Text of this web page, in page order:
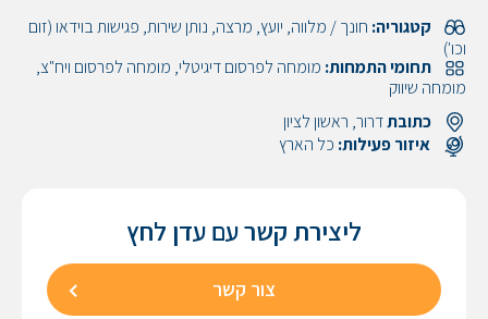
קטגוריה: חונך / מלווה, יועץ, מרצה, נותן שירות, פגישות בוידאו (זום
וכו')
תחומי התמחות: מומחה לפרסום דיגיטלי, מומחה לפרסום ויח"צ,
מומחה שיווק
כתובתדרור, ראשון לציון
איזור פעילות: כל הארץ
ליצירת קשר עםעדן לחץ
צור קשר